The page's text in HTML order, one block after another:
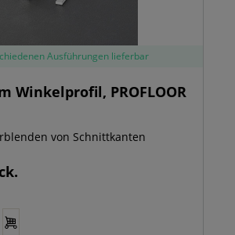
Ausführungen lieferbar
Winkelprofil, PROFLOOR
von Schnittkanten